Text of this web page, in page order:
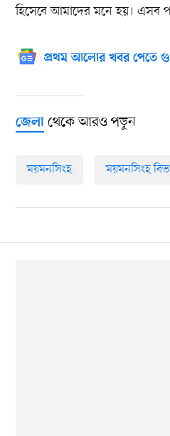
হিসেবে আমাদের মনে হয়। এসব
প্রথম আলোর খবর পেতে
জেলা থেকে আরও পড়ুন
ময়মনসিংহ ময়মনসিংহ